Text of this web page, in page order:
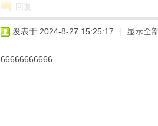
回复
发表于 2024-8-27 15:25:17 | 显示全
66666666666